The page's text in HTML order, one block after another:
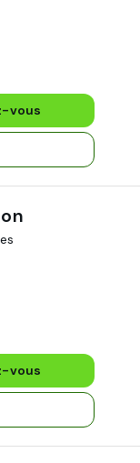
vous
vous